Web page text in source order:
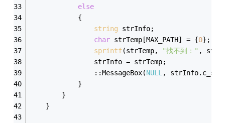
else
			{
string strInfo;
char strTemp[MAX_PATH] = {0};
sprintf(strTemp, "找不到：" ,
				strInfo = strTemp;
				::MessageBox(
NULL ,
			}
		}
	}